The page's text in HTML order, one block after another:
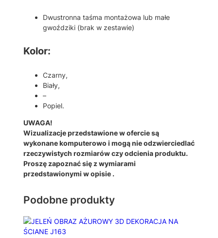
Dwustronna taśma montażowa lub małe
gwoździki (brak w zestawie)
Kolor:
Czarny,
Biały,
–
Popiel.
UWAGA!
Wizualizacje przedstawione w ofercie są
wykonane komputerowo i mogą nie odzwierciedlać
rzeczywistych rozmiarów czy odcienia produktu.
Proszę zapoznać się z wymiarami
przedstawionymi w opisie .
Podobne produkty